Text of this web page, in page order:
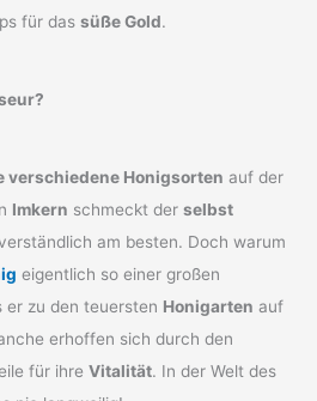
für dassüße Gold.
verschiedene Honigsorten auf der
Imkern schmeckt derselbst
am besten. Doch warum
eigentlich so einer großen
er zu den teuersten Honigarten auf
erhoffen sich durch den
für ihreVitalität. In der Welt des